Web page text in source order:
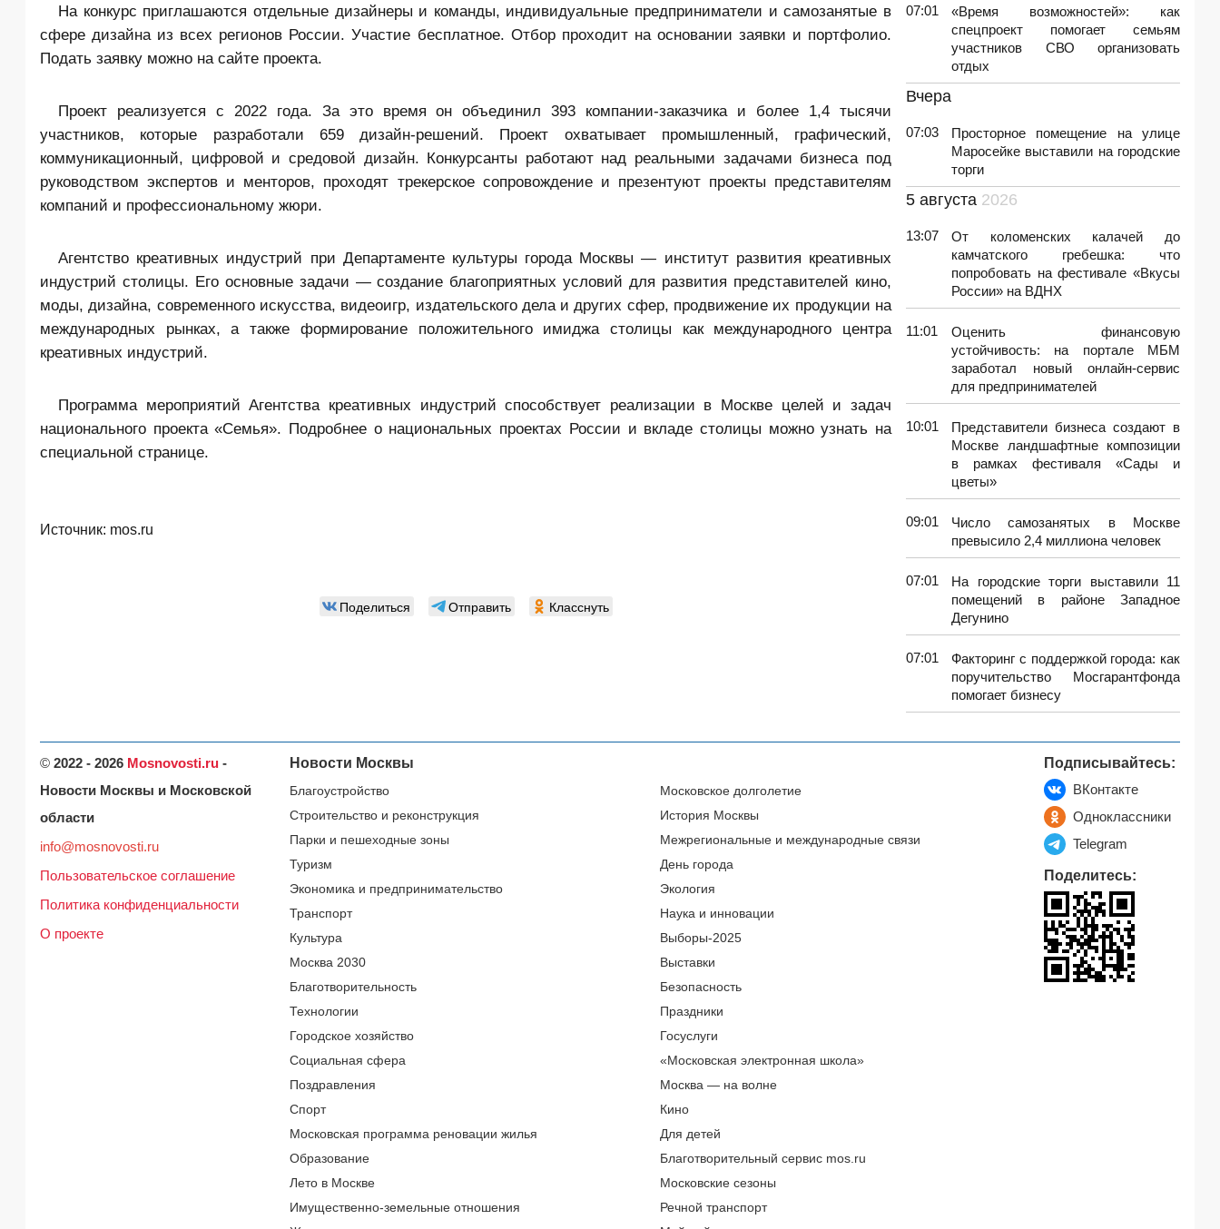
На конкурс приглашаются отдельные дизайнеры и команды, индивидуальные предприниматели и самозанятые в
сфере дизайна из всех регионов России. Участие бесплатное. Отбор проходит на основании заявки и портфолио.
Подать заявку можно на сайте проекта.
Проект реализуется с 2022 года. За это время он объединил 393 компании-заказчика и более 1,4 тысячи
участников, которые разработали 659 дизайн-решений. Проект охватывает промышленный, графический,
коммуникационный, цифровой и средовой дизайн. Конкурсанты работают над реальными задачами бизнеса под
руководством экспертов и менторов, проходят трекерское сопровождение и презентуют проекты представителям
компаний и профессиональному жюри.
Агентство креативных индустрий при Департаменте культуры города Москвы — институт развития креативных
индустрий столицы. Его основные задачи — создание благоприятных условий для развития представителей кино,
моды, дизайна, современного искусства, видеоигр, издательского дела и других сфер, продвижение их продукции на
международных рынках, а также формирование положительного имиджа столицы как международного центра
креативных индустрий.
Программа мероприятий Агентства креативных индустрий способствует реализации в Москве целей и задач
национального проекта «Семья». Подробнее о национальных проектах России и вкладе столицы можно узнать на
специальной странице.
Источник: mos.ru
Поделиться Отправить Класснуть
07:01
«Время возможностей»: как
спецпроект помогает семьям
участников СВО организовать
отдых
Вчера
07:03
Просторное помещение на улице
Маросейке выставили на городские
торги
5 августа 2026
13:07
От коломенских калачей до
камчатского гребешка: что
попробовать на фестивале «Вкусы
России» на ВДНХ
11:01
Оценить финансовую
устойчивость: на портале МБМ
заработал новый онлайн-сервис
для предпринимателей
10:01
Представители бизнеса создают в
Москве ландшафтные композиции
в рамках фестиваля «Сады и
цветы»
09:01
Число самозанятых в Москве
превысило 2,4 миллиона человек
07:01
На городские торги выставили 11
помещений в районе Западное
Дегунино
07:01
Факторинг с поддержкой города: как
поручительство Мосгарантфонда
помогает бизнесу
© 2022 - 2026 Mosnovosti.ru -
Новости Москвы и Московской
области
info@mosnovosti.ru
Пользовательское соглашение
Политика конфиденциальности
О проекте
Новости Москвы
Благоустройство
Строительство и реконструкция
Парки и пешеходные зоны
Туризм
Экономика и предпринимательство
Транспорт
Культура
Москва 2030
Благотворительность
Технологии
Городское хозяйство
Социальная сфера
Поздравления
Спорт
Московская программа реновации жилья
Образование
Лето в Москве
Имущественно-земельные отношения
Московское долголетие
История Москвы
Межрегиональные и международные связи
День города
Экология
Наука и инновации
Выборы-2025
Выставки
Безопасность
Праздники
Госуслуги
«Московская электронная школа»
Москва — на волне
Кино
Для детей
Благотворительный сервис mos.ru
Московские сезоны
Речной транспорт
Подписывайтесь:
ВКонтакте
Одноклассники
Telegram
Поделитесь: